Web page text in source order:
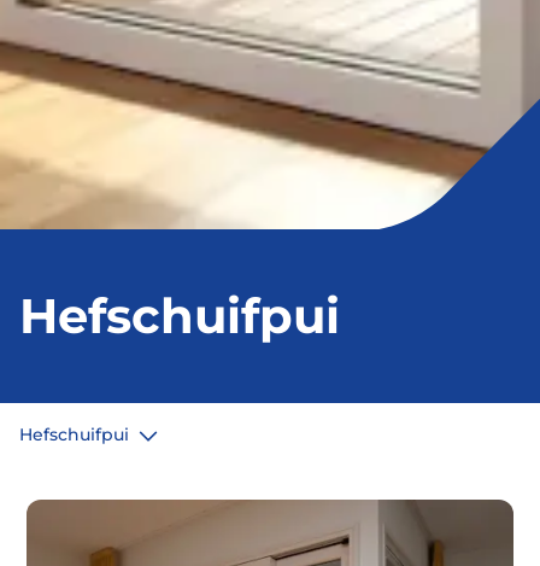
Hefschuifpui
Hefschuifpui